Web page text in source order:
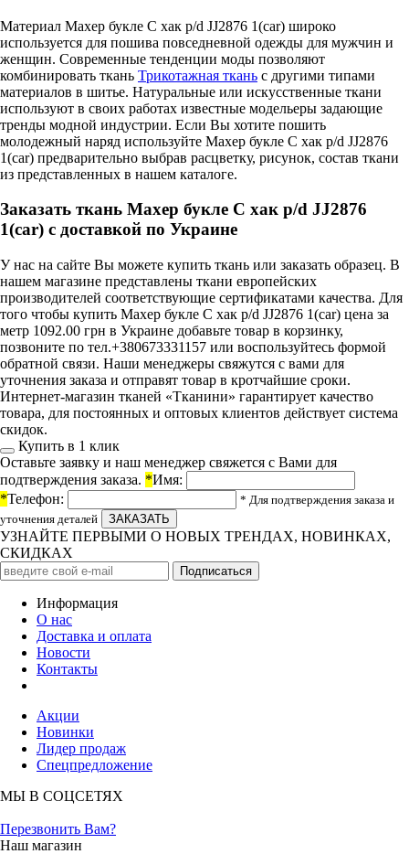
Материал Махер букле С хак p/d JJ2876 1(car) широко
используется для пошива повседневной одежды для мужчин и
женщин. Современные тенденции моды позволяют
комбинировать ткань Трикотажная ткань с другими типами
материалов в шитье. Натуральные или искусственные ткани
используют в своих работах известные модельеры задающие
тренды модной индустрии. Если Вы хотите пошить
молодежный наряд используйте Махер букле С хак p/d JJ2876
1(car) предварительно выбрав расцветку, рисунок, состав ткани
из представленных в нашем каталоге.
Заказать ткань Махер букле С хак p/d JJ2876
1(car) с доставкой по Украине
У нас на сайте Вы можете купить ткань или заказать образец. В
нашем магазине представлены ткани европейских
производителей соответствующие сертификатами качества. Для
того чтобы купить Махер букле С хак p/d JJ2876 1(car) цена за
метр 1092.00 грн в Украине добавьте товар в корзинку,
позвоните по тел.+380673331157 или воспользуйтесь формой
обратной связи. Наши менеджеры свяжутся с вами для
уточнения заказа и отправят товар в кротчайшие сроки.
Интернет-магазин тканей «Тканини» гарантирует качество
товара, для постоянных и оптовых клиентов действует система
скидок.
Купить в 1 клик
Оставьте заявку и наш менеджер свяжется с Вами для
подтверждения заказа. *Имя:
*Телефон:
* Для подтверждения заказа и
уточнения деталей
УЗНАЙТЕ ПЕРВЫМИ О НОВЫХ ТРЕНДАХ, НОВИНКАХ,
СКИДКАХ
Информация
О нас
Доставка и оплата
Новости
Контакты
Акции
Новинки
Лидер продаж
Спецпредложение
МЫ В СОЦСЕТЯХ
Перезвонить Вам?
Наш магазин